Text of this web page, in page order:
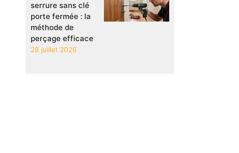
serrure sans clé
porte fermée : la
méthode de
perçage efficace
28 juillet 2026